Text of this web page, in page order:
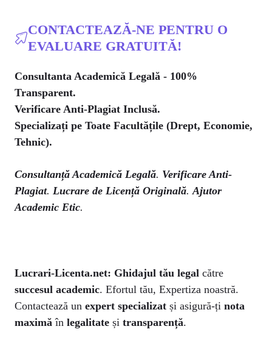
CONTACTEAZĂ-NE PENTRU O
EVALUARE GRATUITĂ!
Consultanta Academică Legală - 100%
Transparent.
Verificare Anti-Plagiat Inclusă.
Specializați pe Toate Facultățile (Drept, Economie,
Tehnic).
Consultanță Academică Legală. Verificare Anti-
Plagiat. Lucrare de Licență Originală.Ajutor
Academic Etic.
Lucrari-Licenta.net: Ghidajul tău legal către
succesul academic. Efortul tău, Expertiza noastră.
Contactează un expert specializat și asigură-ți nota
maximă în legalitate și transparență.